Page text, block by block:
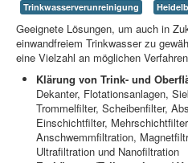
Technologien
Information
Produkte & Services
Trinkwasserverunreinigung
Geeignete Lösungen, um auch in
einwandfreiem Trinkwasser zu
eine Vielzahl an möglichen
Klärung von Trink- und
Dekanter, Flotationsanlagen,
Trommelfilter, Scheibenfilter,
Einschichtfilter,
Anschwemmfiltration,
Ultrafiltration und Nanofiltration